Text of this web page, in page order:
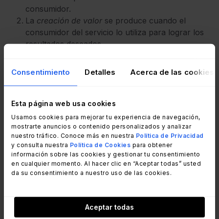
Consentimiento Detalles Acerca de las cookies
Esta página web usa cookies
Usamos cookies para mejorar tu experiencia de navegación,
mostrarte anuncios o contenido personalizados y analizar
nuestro tráfico. Conoce más en nuestra Política de Privacidad
y consulta nuestra Política de Cookies para obtener
información sobre las cookies y gestionar tu consentimiento
en cualquier momento. Al hacer clic en “Aceptar todas” usted
da su consentimiento a nuestro uso de las cookies.
Aceptar todas
consumidor.
La creación de valor se produce cuando el
consumidor del servicio lo utiliza para lograr los
resultados deseados.
capta el valor que creó a través de modelos
Billouz insistió en el rol fundamental que
desempeña la Gestión del Valor en este proceso,
ya que garantiza que el valor se entrega y capta
de forma eficaz a lo largo de toda la cadena de
valor.
Servicios y la Gestión del Valor